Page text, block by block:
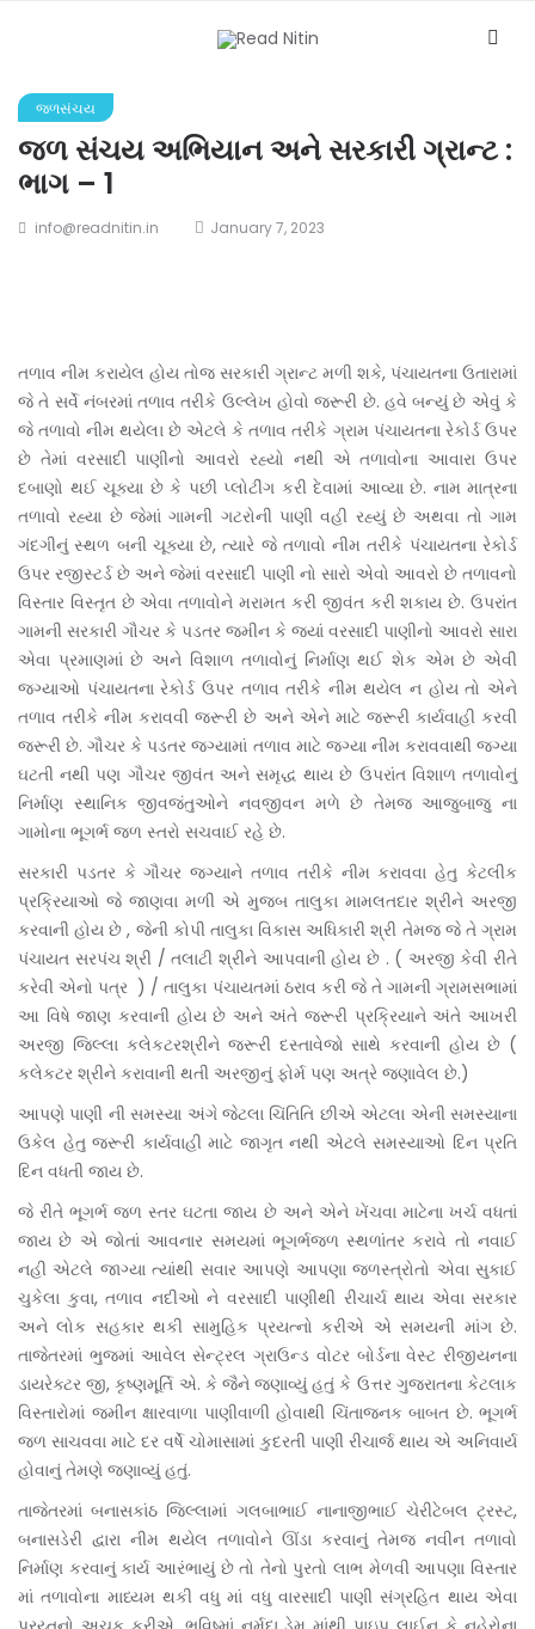
જળસંચય
જળ સંચય અભિયાન અને સરકારી ગ્રાન્ટ :
ભાગ – 1
info@readnitin.in January 7, 2023
તળાવ નીમ કરાયેલ હોય તોજ સરકારી ગ્રાન્ટ મળી શકે, પંચાયતના ઉતારામાં
જે તે સર્વે નંબરમાં તળાવ તરીકે ઉલ્લેખ હોવો જરૂરી છે. હવે બન્યું છે એવું કે
જે તળાવો નીમ થયેલા છે એટલે કે તળાવ તરીકે ગ્રામ પંચાયતના રેકોર્ડ ઉપર
છે તેમાં વરસાદી પાણીનો આવરો રહ્યો નથી એ તળાવોના આવારા ઉપર
દબાણો થઈ ચૂક્યા છે કે પછી પ્લોટીંગ કરી દેવામાં આવ્યા છે. નામ માત્રના
તળાવો રહ્યા છે જેમાં ગામની ગટરોની પાણી વહી રહ્યું છે અથવા તો ગામ
ગંદગીનું સ્થળ બની ચૂક્યા છે, ત્યારે જે તળાવો નીમ તરીકે પંચાયતના રેકોર્ડ
ઉપર રજીસ્ટર્ડ છે અને જેમાં વરસાદી પાણી નો સારો એવો આવરો છે તળાવનો
વિસ્તાર વિસ્તૃત છે એવા તળાવોને મરામત કરી જીવંત કરી શકાય છે. ઉપરાંત
ગામની સરકારી ગૌચર કે પડતર જમીન કે જ્યાં વરસાદી પાણીનો આવરો સારા
એવા પ્રમાણમાં છે અને વિશાળ તળાવોનું નિર્માણ થઈ શેક એમ છે એવી
જગ્યાઓ પંચાયતના રેકોર્ડ ઉપર તળાવ તરીકે નીમ થયેલ ન હોય તો એને
તળાવ તરીકે નીમ કરાવવી જરૂરી છે અને એને માટે જરૂરી કાર્યવાહી કરવી
જરૂરી છે. ગૌચર કે પડતર જગ્યામાં તળાવ માટે જગ્યા નીમ કરાવવાથી જગ્યા
ઘટતી નથી પણ ગૌચર જીવંત અને સમૃદ્ધ થાય છે ઉપરાંત વિશાળ તળાવોનું
નિર્માણ સ્થાનિક જીવજંતુઓને નવજીવન મળે છે તેમજ આજુબાજુ ના
ગામોના ભૂગર્ભ જળ સ્તરો સચવાઈ રહે છે.
સરકારી પડતર કે ગૌચર જગ્યાને તળાવ તરીકે નીમ કરાવવા હેતુ કેટલીક
પ્રક્રિયાઓ જે જાણવા મળી એ મુજબ તાલુકા મામલતદાર શ્રીને અરજી
કરવાની હોય છે , જેની કોપી તાલુકા વિકાસ અધિકારી શ્રી તેમજ જે તે ગ્રામ
પંચાયત સરપંચ શ્રી / તલાટી શ્રીને આપવાની હોય છે . ( અરજી કેવી રીતે
કરેવી એનો પત્ર ) / તાલુકા પંચાયતમાં ઠરાવ કરી જે તે ગામની ગ્રામસભામાં
આ વિષે જાણ કરવાની હોય છે અને અંતે જરૂરી પ્રક્રિયાને અંતે આખરી
અરજી જિલ્લા કલેકટરશ્રીને જરૂરી દસ્તાવેજો સાથે કરવાની હોય છે (
કલેકટર શ્રીને કરાવાની થતી અરજીનું ફોર્મ પણ અત્રે જણાવેલ છે.)
આપણે પાણી ની સમસ્યા અંગે જેટલા ચિંતિતિ છીએ એટલા એની સમસ્યાના
ઉકેલ હેતુ જરૂરી કાર્યવાહી માટે જાગૃત નથી એટલે સમસ્યાઓ દિન પ્રતિ
દિન વધતી જાય છે.
જે રીતે ભૂગર્ભ જળ સ્તર ઘટતા જાય છે અને એને ખેંચવા માટેના ખર્ચ વધતાં
જાય છે એ જોતાં આવનાર સમયમાં ભૂગર્ભજળ સ્થળાંતર કરાવે તો નવાઈ
નહી એટલે જાગ્યા ત્યાંથી સવાર આપણે આપણા જળસ્ત્રોતો એવા સુકાઈ
ચુકેલા કુવા, તળાવ નદીઓ ને વરસાદી પાણીથી રીચાર્ચ થાય એવા સરકાર
અને લોક સહકાર થકી સામુહિક પ્રયત્નો કરીએ એ સમયની માંગ છે.
તાજેતરમાં ભુજમાં આવેલ સેન્ટ્રલ ગ્રાઉન્ડ વોટર બોર્ડના વેસ્ટ રીજીયનના
ડાયરેક્ટર જી, કૃષ્ણમૂર્તિ એ. કે જૈને જણાવ્યું હતું કે ઉત્તર ગુજરાતના કેટલાક
વિસ્તારોમાં જમીન ક્ષારવાળા પાણીવાળી હોવાથી ચિંતાજનક બાબત છે. ભૂગર્ભ
જળ સાચવવા માટે દર વર્ષે ચોમાસામાં કુદરતી પાણી રીચાર્જ થાય એ અનિવાર્ય
હોવાનું તેમણે જણાવ્યું હતું.
તાજેતરમાં બનાસકાંઠ જિલ્લામાં ગલબાભાઈ નાનાજીભાઈ ચેરીટેબલ ટ્રસ્ટ,
બનાસડેરી દ્વારા નીમ થયેલ તળાવોને ઊંડા કરવાનું તેમજ નવીન તળાવો
નિર્માણ કરવાનું કાર્ય આરંભાયું છે તો તેનો પુરતો લાભ મેળવી આપણા વિસ્તાર
માં તળાવોના માધ્યમ થકી વધુ માં વધુ વારસાદી પાણી સંગ્રહિત થાય એવા